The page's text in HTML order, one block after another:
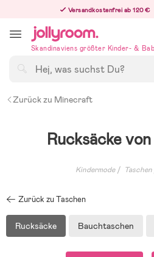
innehållet
Versandkostenfrei ab 120 €
Bestelle heute, dann versenden
Skandinaviens größter Kinder- &
Zurück zu Minecraft
Rucksäcke
Kindermode Taschen
Zurück zu Taschen
Rucksäcke Bauchtaschen